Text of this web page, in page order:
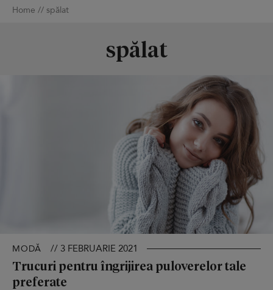
Home // spălat
spălat
MODĂ // 3 FEBRUARIE 2021
Trucuri pentru îngrijirea puloverelor tale
preferate